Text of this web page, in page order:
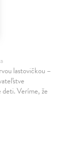
lastovičkou –
Veríme, že